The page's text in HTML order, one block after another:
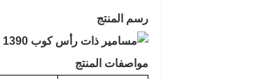
رسم المنتج
مواصفات المنتج